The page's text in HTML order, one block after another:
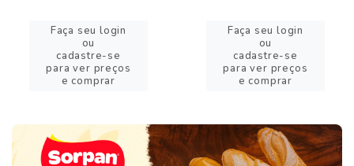
Faça seu login
ou
cadastre-se
para ver preços
e comprar
Faça seu login
ou
cadastre-se
para ver preços
e comprar